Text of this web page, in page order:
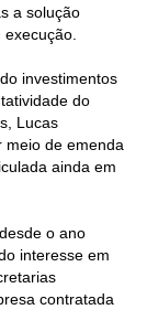
a solução
investimentos
do
Lucas
meio de emenda
ainda em
o ano
interesse em
contratada